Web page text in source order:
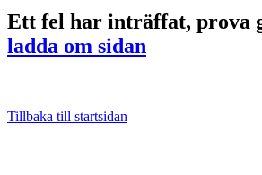
Ett fel har inträffat, prova
ladda om sidan
Tillbaka till startsidan